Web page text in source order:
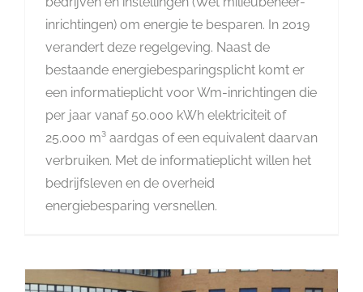
inrichtingen) om energie te besparen. In 2019
verandert deze regelgeving. Naast de
bestaande energiebesparingsplicht komt er
een informatieplicht voor Wm-inrichtingen die
per jaar vanaf 50.000 kWh elektriciteit of
25.000 m³ aardgas of een equivalent daarvan
verbruiken. Met de informatieplicht willen het
bedrijfsleven en de overheid
energiebesparing versnellen.